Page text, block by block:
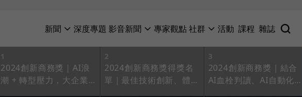
新聞 深度專題 影音新聞 專家觀點社群 活動 課程 雜誌
1
2024創新商務獎｜AI浪
潮 + 轉型壓力，大企業
2
2024創新商務獎得獎名
單｜最佳技術創新、體
3
2024創新商務獎｜結合
AI血栓判讀、AI自動化流